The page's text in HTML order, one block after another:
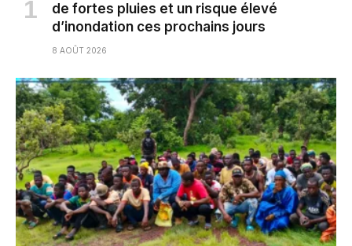
de fortes pluies et un risque élevé
d’inondation ces prochains jours
8 AOÛT 2026